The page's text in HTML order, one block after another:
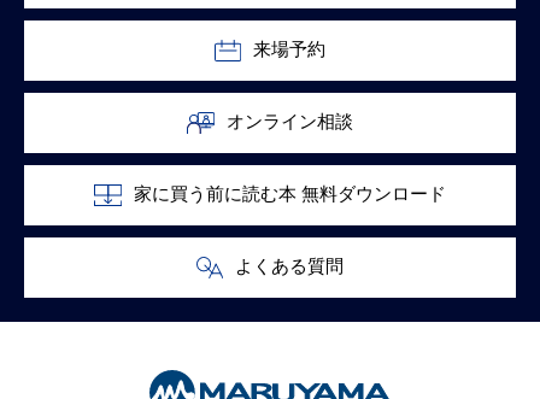
来場予約
オンライン相談
家に買う前に読む本 無料ダウンロード
よくある質問